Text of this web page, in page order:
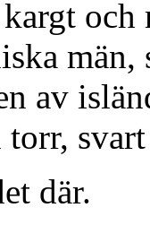
män,
av
torr,
där.